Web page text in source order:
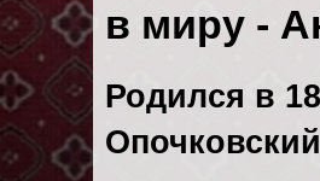
в миру -
Родился в